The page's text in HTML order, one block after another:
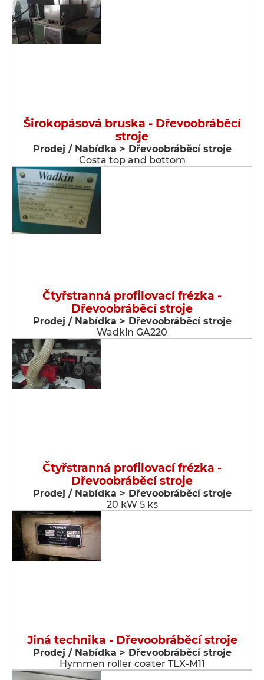
Širokopásová bruska - Dřevoobráběcí
stroje
Prodej / Nabídka > Dřevoobráběcí stroje
Costa top and bottom
Čtyřstranná profilovací frézka -
Dřevoobráběcí stroje
Prodej / Nabídka > Dřevoobráběcí stroje
Wadkin GA220
Čtyřstranná profilovací frézka -
Dřevoobráběcí stroje
Prodej / Nabídka > Dřevoobráběcí stroje
20 kW 5 ks
Jiná technika - Dřevoobráběcí stroje
Prodej / Nabídka > Dřevoobráběcí stroje
Hymmen roller coater TLX-M11